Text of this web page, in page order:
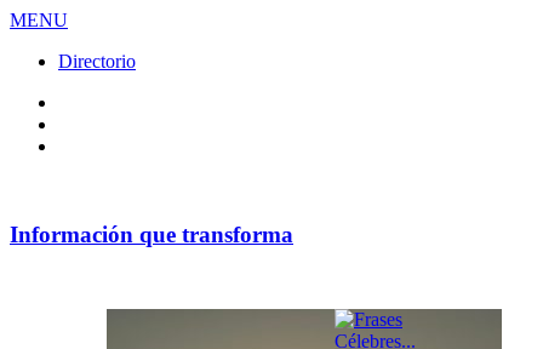
MENU
Directorio
Información que transforma